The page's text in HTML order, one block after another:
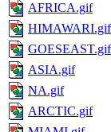
AFRICA.gif
HIMAWARI.gif
GOESEAST.gif
ASIA.gif
NA.gif
ARCTIC.gif